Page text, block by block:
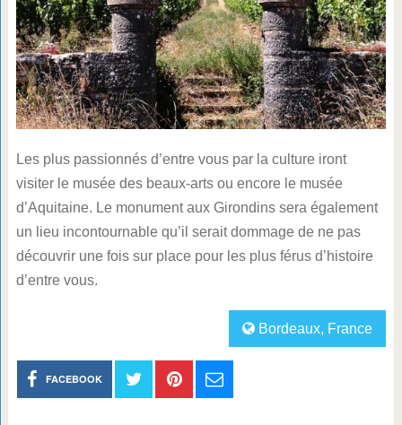
Les plus passionnés d’entre vous par la culture iront
visiter le musée des beaux-arts ou encore le musée
d’Aquitaine. Le monument aux Girondins sera également
un lieu incontournable qu’il serait dommage de ne pas
découvrir une fois sur place pour les plus férus d’histoire
d’entre vous.
Bordeaux, France
FACEBOOK